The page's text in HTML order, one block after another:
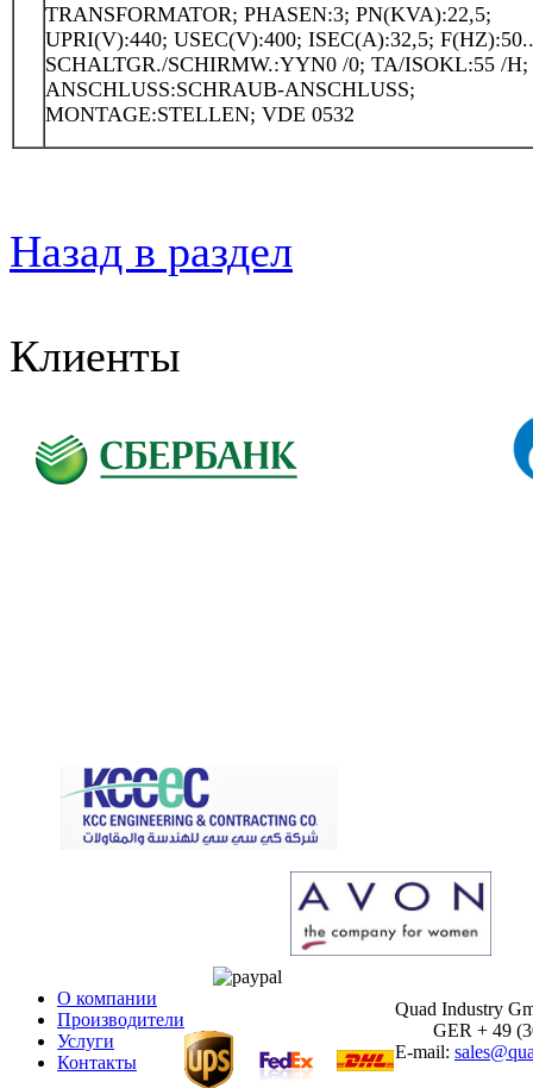
TRANSFORMATOR; PHASEN:3; PN(KVA):22,5;
UPRI(V):440; USEC(V):400; ISEC(A):32,5;
SCHALTGR./SCHIRMW.:YYN0 /0; TA/ISOKL:55 /H;
ANSCHLUSS:SCHRAUB-ANSCHLUSS;
MONTAGE:STELLEN; VDE 0532
Назад в раздел
Клиенты
О компании
Производители
Услуги
Контакты
Quad Industry
GER + 49
E-mail: